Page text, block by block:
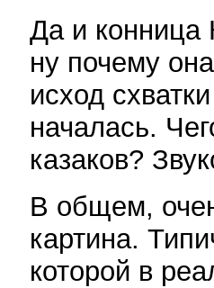
Да и конница
ну почему
исход
началась.
казаков?
В общем,
картина.
которой в